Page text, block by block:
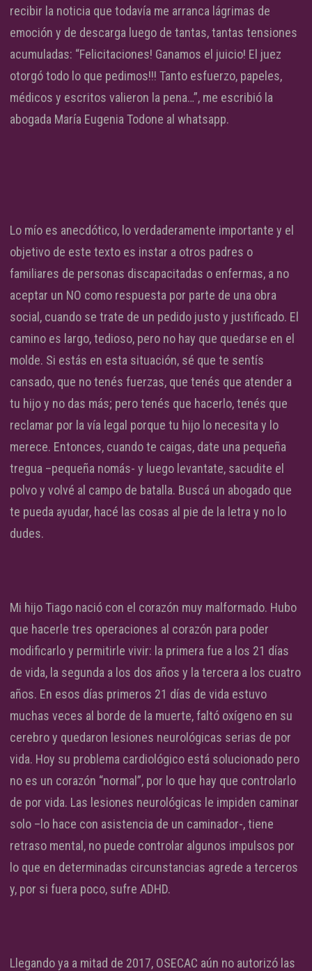
recibir la noticia que todavía me arranca lágrimas de
emoción y de descarga luego de tantas, tantas tensiones
acumuladas: “Felicitaciones! Ganamos el juicio! El juez
otorgó todo lo que pedimos!!! Tanto esfuerzo, papeles,
médicos y escritos valieron la pena…”, me escribió la
abogada María Eugenia Todone al whatsapp.
Lo mío es anecdótico, lo verdaderamente importante y el
objetivo de este texto es instar a otros padres o
familiares de personas discapacitadas o enfermas, a no
aceptar un NO como respuesta por parte de una obra
social, cuando se trate de un pedido justo y justificado. El
camino es largo, tedioso, pero no hay que quedarse en el
molde. Si estás en esta situación, sé que te sentís
cansado, que no tenés fuerzas, que tenés que atender a
tu hijo y no das más; pero tenés que hacerlo, tenés que
reclamar por la vía legal porque tu hijo lo necesita y lo
merece. Entonces, cuando te caigas, date una pequeña
tregua –pequeña nomás- y luego levantate, sacudite el
polvo y volvé al campo de batalla. Buscá un abogado que
te pueda ayudar, hacé las cosas al pie de la letra y no lo
dudes.
Mi hijo Tiago nació con el corazón muy malformado. Hubo
que hacerle tres operaciones al corazón para poder
modificarlo y permitirle vivir: la primera fue a los 21 días
de vida, la segunda a los dos años y la tercera a los cuatro
años. En esos días primeros 21 días de vida estuvo
muchas veces al borde de la muerte, faltó oxígeno en su
cerebro y quedaron lesiones neurológicas serias de por
vida. Hoy su problema cardiológico está solucionado pero
no es un corazón “normal”, por lo que hay que controlarlo
de por vida. Las lesiones neurológicas le impiden caminar
solo –lo hace con asistencia de un caminador-, tiene
retraso mental, no puede controlar algunos impulsos por
lo que en determinadas circunstancias agrede a terceros
y, por si fuera poco, sufre ADHD.
Llegando ya a mitad de 2017, OSECAC aún no autorizó las